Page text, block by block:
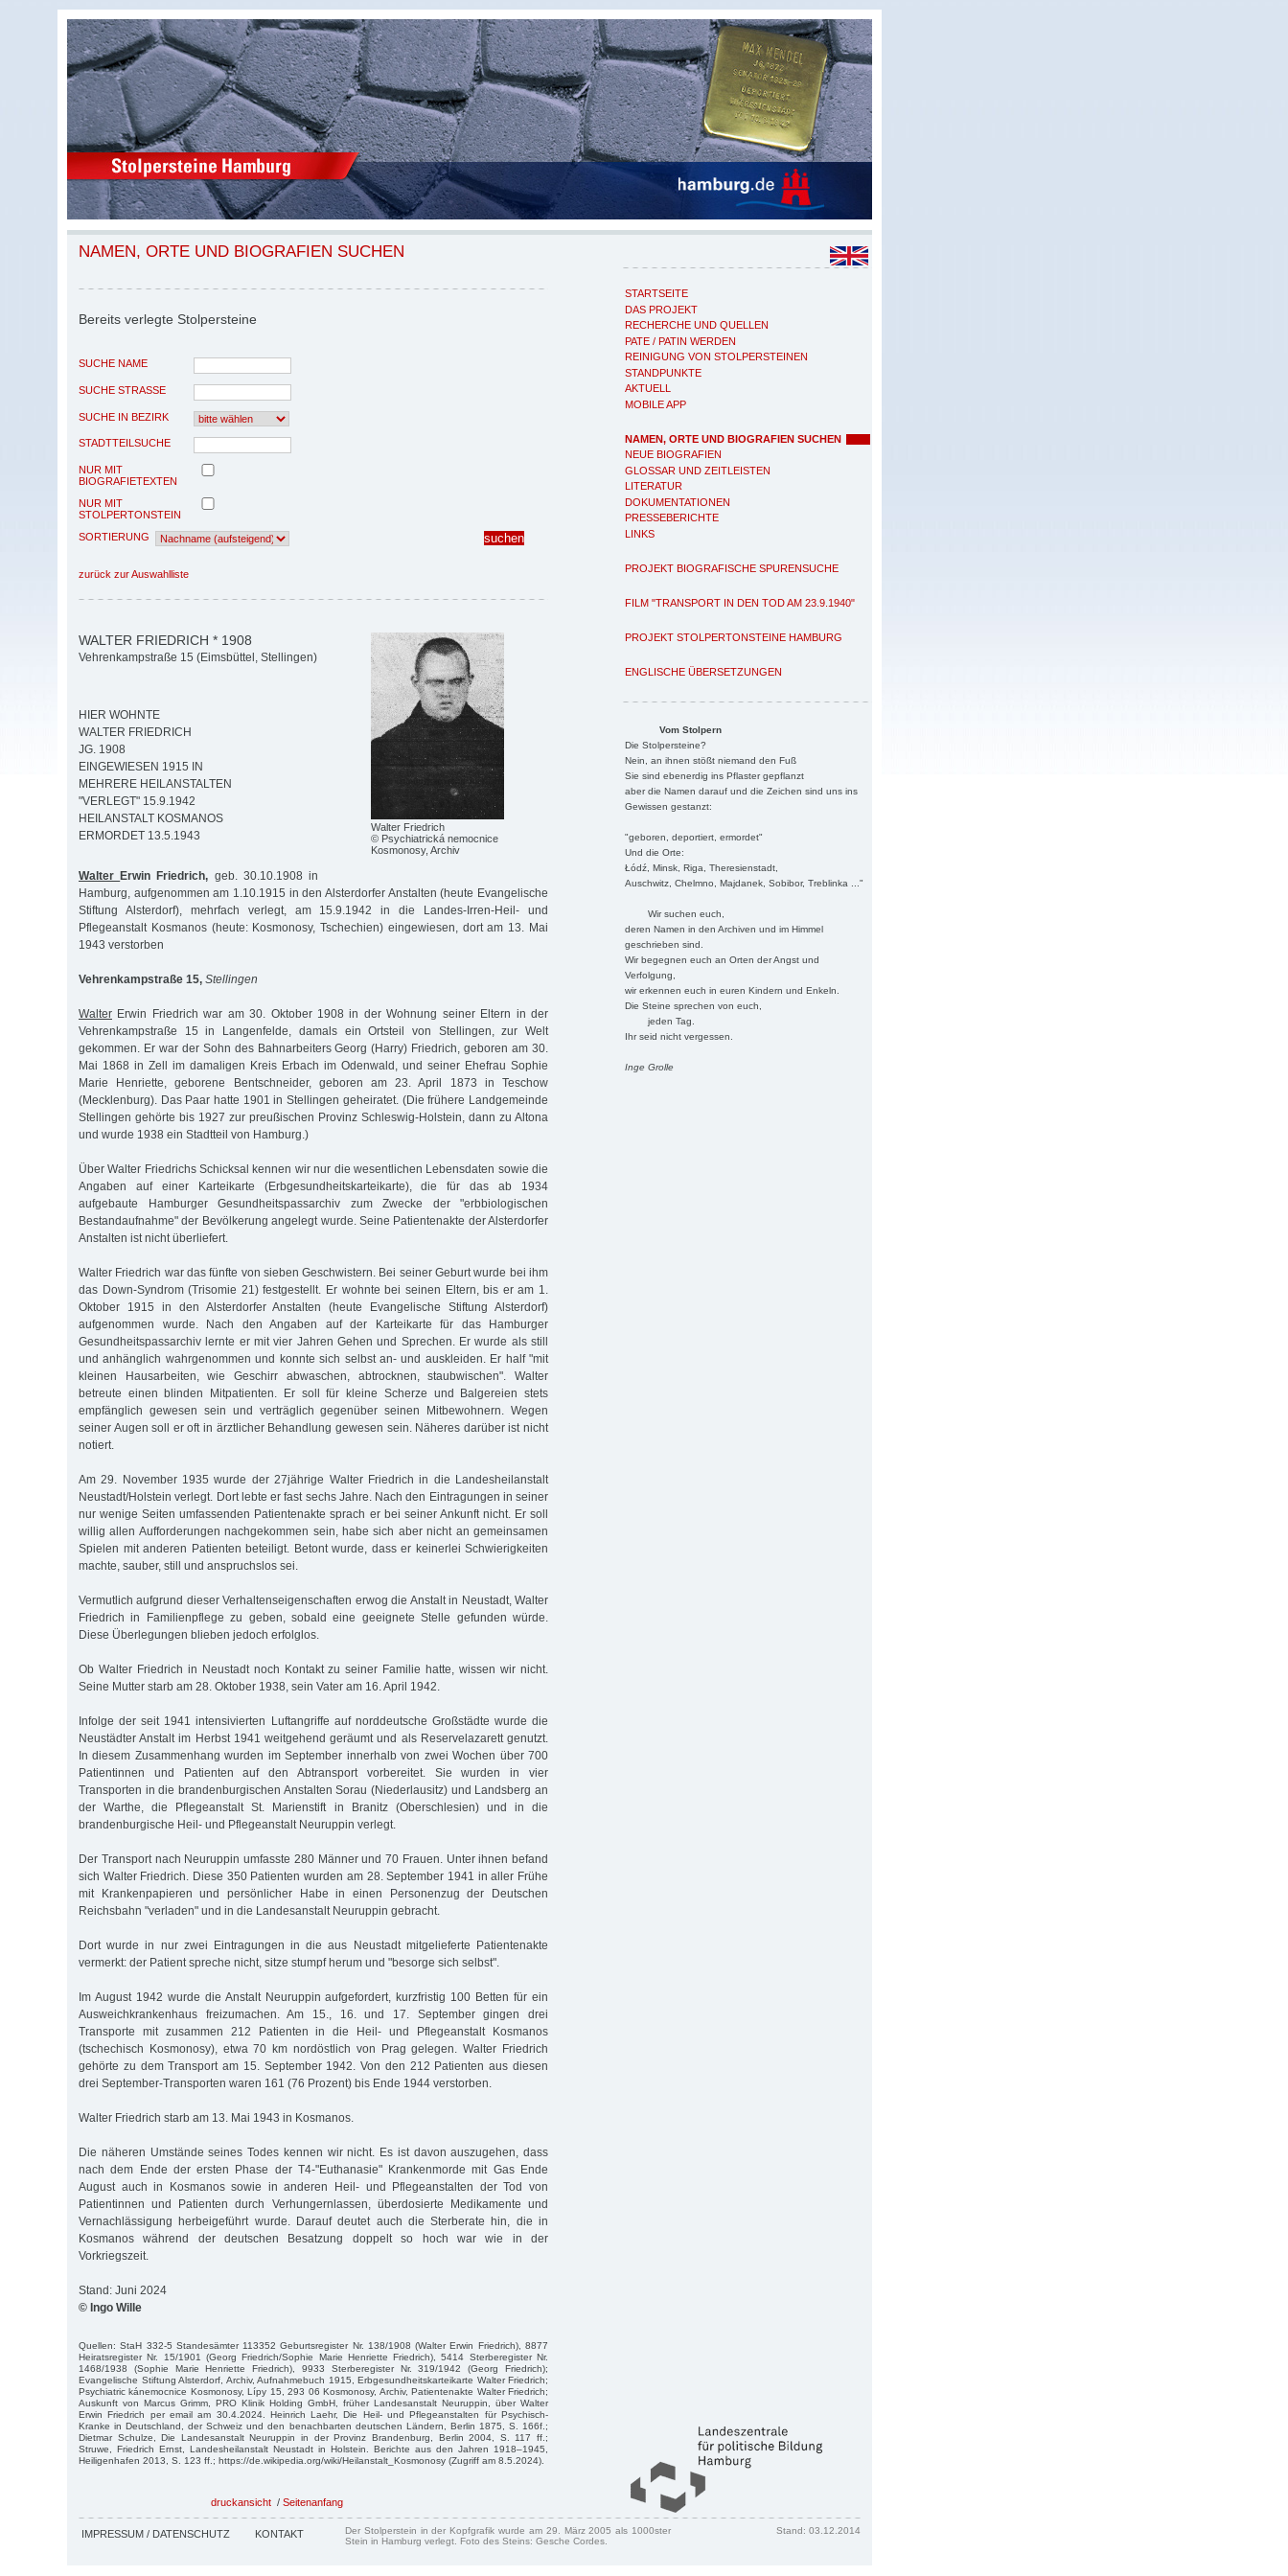
STARTSEITE
DAS PROJEKT
RECHERCHE UND QUELLEN
PATE / PATIN WERDEN
REINIGUNG VON STOLPERSTEINEN
STANDPUNKTE
AKTUELL
MOBILE APP
NAMEN, ORTE UND BIOGRAFIEN SUCHEN
NEUE BIOGRAFIEN
GLOSSAR UND ZEITLEISTEN
LITERATUR
DOKUMENTATIONEN
PRESSEBERICHTE
LINKS
PROJEKT BIOGRAFISCHE SPURENSUCHE
FILM "TRANSPORT IN DEN TOD AM 23.9.1940"
PROJEKT STOLPERTONSTEINE HAMBURG
ENGLISCHE ÜBERSETZUNGEN
Vom Stolpern
Die Stolpersteine?
Nein, an ihnen stößt niemand den Fuß
Sie sind ebenerdig ins Pflaster gepflanzt
aber die Namen darauf und die Zeichen sind uns ins
Gewissen gestanzt:
"geboren, deportiert, ermordet"
Und die Orte:
Łódź, Minsk, Riga, Theresienstadt,
Auschwitz, Chelmno, Majdanek, Sobibor, Treblinka ..."
Wir suchen euch,
deren Namen in den Archiven und im Himmel
geschrieben sind.
Wir begegnen euch an Orten der Angst und
Verfolgung,
wir erkennen euch in euren Kindern und Enkeln.
Die Steine sprechen von euch,
jeden Tag.
Ihr seid nicht vergessen.
Inge Grolle
NAMEN, ORTE UND BIOGRAFIEN SUCHEN
Bereits verlegte Stolpersteine
SUCHE NAME
SUCHE STRASSE
SUCHE IN BEZIRK
STADTTEILSUCHE
NUR MIT
BIOGRAFIETEXTEN
NUR MIT
STOLPERTONSTEIN
SORTIERUNG
zurück zur Auswahlliste
Walter Friedrich
© Psychiatrická nemocnice
Kosmonosy, Archiv
WALTER FRIEDRICH * 1908
Vehrenkampstraße 15 (Eimsbüttel, Stellingen)
HIER WOHNTE
WALTER FRIEDRICH
JG. 1908
EINGEWIESEN 1915 IN
MEHRERE HEILANSTALTEN
"VERLEGT" 15.9.1942
HEILANSTALT KOSMANOS
ERMORDET 13.5.1943
Walter Erwin Friedrich, geb. 30.10.1908 in
Hamburg, aufgenommen am 1.10.1915 in den Alsterdorfer Anstalten (heute Evangelische
Stiftung Alsterdorf), mehrfach verlegt, am 15.9.1942 in die Landes-Irren-Heil- und
Pflegeanstalt Kosmanos (heute: Kosmonosy, Tschechien) eingewiesen, dort am 13. Mai
1943 verstorben
Vehrenkampstraße 15, Stellingen
Walter Erwin Friedrich war am 30. Oktober 1908 in der Wohnung seiner Eltern in der
Vehrenkampstraße 15 in Langenfelde, damals ein Ortsteil von Stellingen, zur Welt
gekommen. Er war der Sohn des Bahnarbeiters Georg (Harry) Friedrich, geboren am 30.
Mai 1868 in Zell im damaligen Kreis Erbach im Odenwald, und seiner Ehefrau Sophie
Marie Henriette, geborene Bentschneider, geboren am 23. April 1873 in Teschow
(Mecklenburg). Das Paar hatte 1901 in Stellingen geheiratet. (Die frühere Landgemeinde
Stellingen gehörte bis 1927 zur preußischen Provinz Schleswig-Holstein, dann zu Altona
und wurde 1938 ein Stadtteil von Hamburg.)
Über Walter Friedrichs Schicksal kennen wir nur die wesentlichen Lebensdaten sowie die
Angaben auf einer Karteikarte (Erbgesundheitskarteikarte), die für das ab 1934
aufgebaute Hamburger Gesundheitspassarchiv zum Zwecke der "erbbiologischen
Bestandaufnahme" der Bevölkerung angelegt wurde. Seine Patientenakte der Alsterdorfer
Anstalten ist nicht überliefert.
Walter Friedrich war das fünfte von sieben Geschwistern. Bei seiner Geburt wurde bei ihm
das Down-Syndrom (Trisomie 21) festgestellt. Er wohnte bei seinen Eltern, bis er am 1.
Oktober 1915 in den Alsterdorfer Anstalten (heute Evangelische Stiftung Alsterdorf)
aufgenommen wurde. Nach den Angaben auf der Karteikarte für das Hamburger
Gesundheitspassarchiv lernte er mit vier Jahren Gehen und Sprechen. Er wurde als still
und anhänglich wahrgenommen und konnte sich selbst an- und auskleiden. Er half "mit
kleinen Hausarbeiten, wie Geschirr abwaschen, abtrocknen, staubwischen". Walter
betreute einen blinden Mitpatienten. Er soll für kleine Scherze und Balgereien stets
empfänglich gewesen sein und verträglich gegenüber seinen Mitbewohnern. Wegen
seiner Augen soll er oft in ärztlicher Behandlung gewesen sein. Näheres darüber ist nicht
notiert.
Am 29. November 1935 wurde der 27jährige Walter Friedrich in die Landesheilanstalt
Neustadt/Holstein verlegt. Dort lebte er fast sechs Jahre. Nach den Eintragungen in seiner
nur wenige Seiten umfassenden Patientenakte sprach er bei seiner Ankunft nicht. Er soll
willig allen Aufforderungen nachgekommen sein, habe sich aber nicht an gemeinsamen
Spielen mit anderen Patienten beteiligt. Betont wurde, dass er keinerlei Schwierigkeiten
machte, sauber, still und anspruchslos sei.
Vermutlich aufgrund dieser Verhaltenseigenschaften erwog die Anstalt in Neustadt, Walter
Friedrich in Familienpflege zu geben, sobald eine geeignete Stelle gefunden würde.
Diese Überlegungen blieben jedoch erfolglos.
Ob Walter Friedrich in Neustadt noch Kontakt zu seiner Familie hatte, wissen wir nicht.
Seine Mutter starb am 28. Oktober 1938, sein Vater am 16. April 1942.
Infolge der seit 1941 intensivierten Luftangriffe auf norddeutsche Großstädte wurde die
Neustädter Anstalt im Herbst 1941 weitgehend geräumt und als Reservelazarett genutzt.
In diesem Zusammenhang wurden im September innerhalb von zwei Wochen über 700
Patientinnen und Patienten auf den Abtransport vorbereitet. Sie wurden in vier
Transporten in die brandenburgischen Anstalten Sorau (Niederlausitz) und Landsberg an
der Warthe, die Pflegeanstalt St. Marienstift in Branitz (Oberschlesien) und in die
brandenburgische Heil- und Pflegeanstalt Neuruppin verlegt.
Der Transport nach Neuruppin umfasste 280 Männer und 70 Frauen. Unter ihnen befand
sich Walter Friedrich. Diese 350 Patienten wurden am 28. September 1941 in aller Frühe
mit Krankenpapieren und persönlicher Habe in einen Personenzug der Deutschen
Reichsbahn "verladen" und in die Landesanstalt Neuruppin gebracht.
Dort wurde in nur zwei Eintragungen in die aus Neustadt mitgelieferte Patientenakte
vermerkt: der Patient spreche nicht, sitze stumpf herum und "besorge sich selbst".
Im August 1942 wurde die Anstalt Neuruppin aufgefordert, kurzfristig 100 Betten für ein
Ausweichkrankenhaus freizumachen. Am 15., 16. und 17. September gingen drei
Transporte mit zusammen 212 Patienten in die Heil- und Pflegeanstalt Kosmanos
(tschechisch Kosmonosy), etwa 70 km nordöstlich von Prag gelegen. Walter Friedrich
gehörte zu dem Transport am 15. September 1942. Von den 212 Patienten aus diesen
drei September-Transporten waren 161 (76 Prozent) bis Ende 1944 verstorben.
Walter Friedrich starb am 13. Mai 1943 in Kosmanos.
Die näheren Umstände seines Todes kennen wir nicht. Es ist davon auszugehen, dass
nach dem Ende der ersten Phase der T4-"Euthanasie" Krankenmorde mit Gas Ende
August auch in Kosmanos sowie in anderen Heil- und Pflegeanstalten der Tod von
Patientinnen und Patienten durch Verhungernlassen, überdosierte Medikamente und
Vernachlässigung herbeigeführt wurde. Darauf deutet auch die Sterberate hin, die in
Kosmanos während der deutschen Besatzung doppelt so hoch war wie in der
Vorkriegszeit.
Stand: Juni 2024
© Ingo Wille
Quellen: StaH 332-5 Standesämter 113352 Geburtsregister Nr. 138/1908 (Walter Erwin Friedrich), 8877
Heiratsregister Nr. 15/1901 (Georg Friedrich/Sophie Marie Henriette Friedrich), 5414 Sterberegister Nr.
1468/1938 (Sophie Marie Henriette Friedrich), 9933 Sterberegister Nr. 319/1942 (Georg Friedrich);
Evangelische Stiftung Alsterdorf, Archiv, Aufnahmebuch 1915, Erbgesundheitskarteikarte Walter Friedrich;
Psychiatric kánemocnice Kosmonosy, Lípy 15, 293 06 Kosmonosy, Archiv, Patientenakte Walter Friedrich;
Auskunft von Marcus Grimm, PRO Klinik Holding GmbH, früher Landesanstalt Neuruppin, über Walter
Erwin Friedrich per email am 30.4.2024. Heinrich Laehr, Die Heil- und Pflegeanstalten für Psychisch-
Kranke in Deutschland, der Schweiz und den benachbarten deutschen Ländern, Berlin 1875, S. 166f.;
Dietmar Schulze, Die Landesanstalt Neuruppin in der Provinz Brandenburg, Berlin 2004, S. 117 ff.;
Struwe, Friedrich Ernst, Landesheilanstalt Neustadt in Holstein. Berichte aus den Jahren 1918–1945,
Heiligenhafen 2013, S. 123 ff.; https://de.wikipedia.org/wiki/Heilanstalt_Kosmonosy (Zugriff am 8.5.2024).
druckansicht / Seitenanfang
IMPRESSUM / DATENSCHUTZ KONTAKT
Der Stolperstein in der Kopfgrafik wurde am 29. März 2005 als 1000ster
Stein in Hamburg verlegt. Foto des Steins: Gesche Cordes.
Stand: 03.12.2014